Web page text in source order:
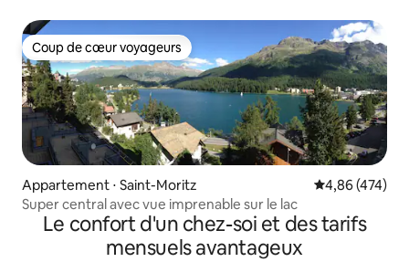
Coup de cœur voyageurs
Coup de cœur voyageurs
Appartement ⋅ Saint-Moritz Évaluation
4,86 (474)
Super central avec vue imprenable sur le lac
Le confort d'un chez-soi et des tarifs
mensuels avantageux